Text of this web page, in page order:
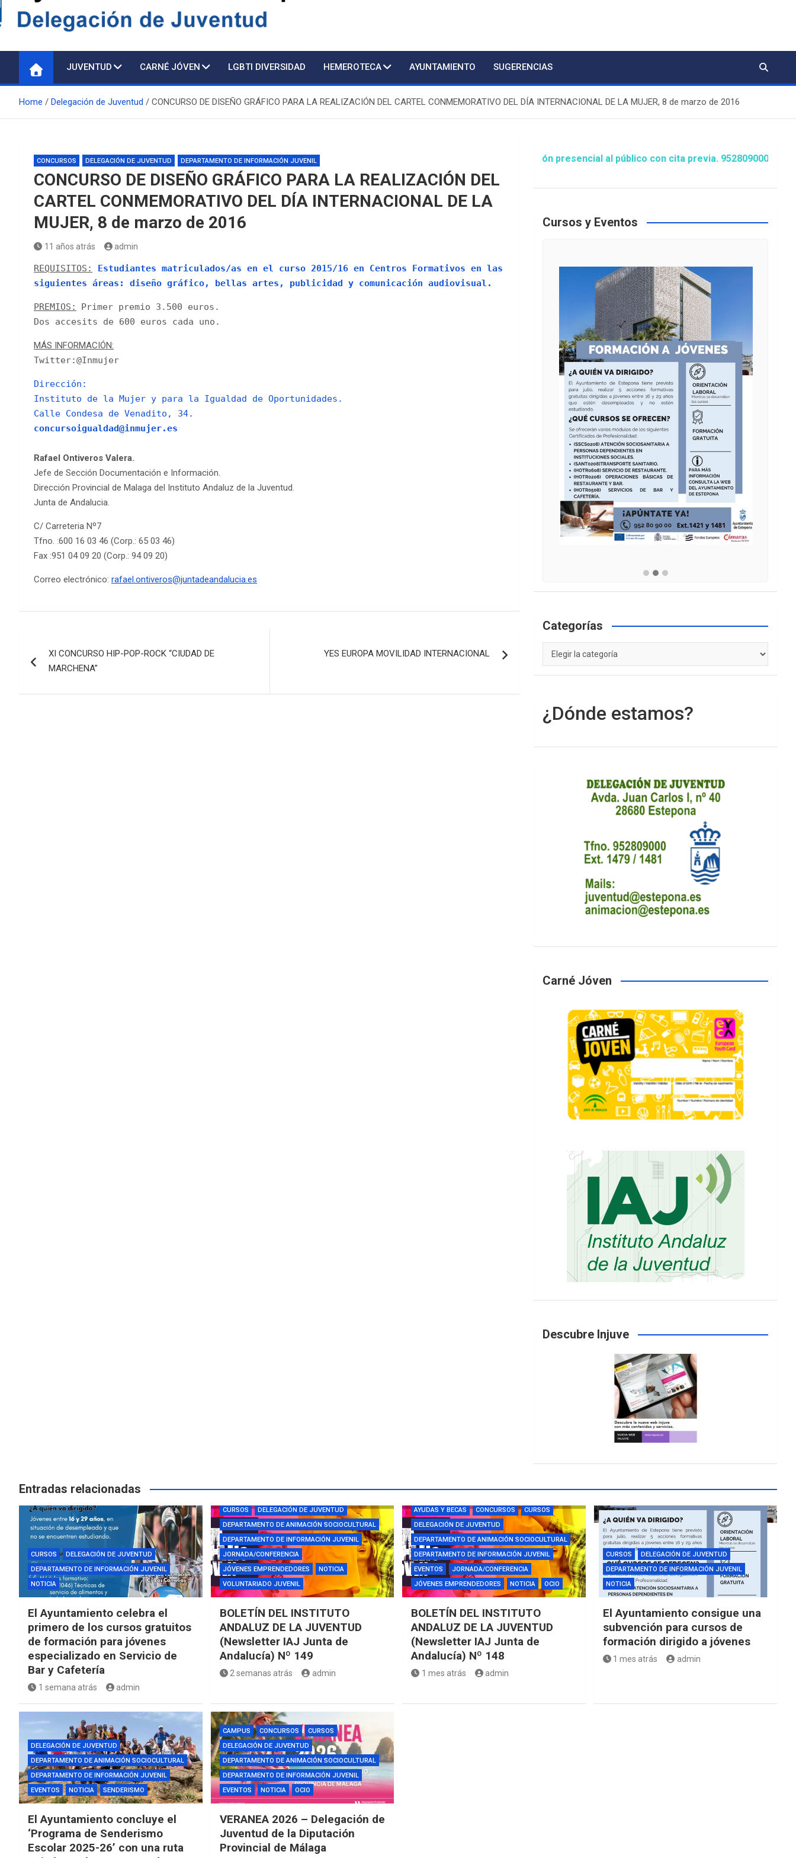
Delegación de Juventud
JUVENTUD CARNÉ JÓVEN LGBTI DIVERSIDAD HEMEROTECA AYUNTAMIENTO SUGERENCIAS
Home Delegación de Juventud CONCURSO DE DISEÑO GRÁFICO PARA LA REALIZACIÓN DEL CARTEL CONMEMORATIVO DEL DÍA INTERNACIONAL DE LA MUJER, 8 de marzo de 2016
CONCURSOS DELEGACIÓN DE JUVENTUD DEPARTAMENTO DE INFORMACIÓN JUVENIL
CONCURSO DE DISEÑO GRÁFICO PARA LA REALIZACIÓN DEL
CARTEL CONMEMORATIVO DEL DÍA INTERNACIONAL DE LA
MUJER, 8 de marzo de 2016
11 años atrás admin
REQUISITOS:
Estudiantes matriculados/as en el curso 2015/16 en Centros Formativos en las
siguientes áreas: diseño gráfico, bellas artes, publicidad y comunicación audiovisual.
PREMIOS:
Primer premio 3.500 euros.
Dos accesits de 600 euros cada uno.
MÁS INFORMACIÓN:
Twitter:@Inmujer
Dirección:
Instituto de la Mujer y para la Igualdad de Oportunidades.
Calle Condesa de Venadito, 34.
concursoigualdad@inmujer.es
Rafael Ontiveros Valera.
Jefe de Sección Documentación e Información.
Dirección Provincial de Malaga del Instituto Andaluz de la Juventud.
Junta de Andalucia.
C/ Carreteria Nº7
Tfno. :600 16 03 46 (Corp.: 65 03 46)
Fax :951 04 09 20 (Corp.: 94 09 20)
Correo electrónico: rafael.ontiveros@juntadeandalucia.es
de
entradas
XI CONCURSO HIP-POP-ROCK “CIUDAD DE
MARCHENA”
YES EUROPA MOVILIDAD INTERNACIONAL
Atención presencial al público con cita previa. 952809000 Extensión
Cursos y Eventos
Categorías
Categorías
¿Dónde estamos?
Carné Jóven
Descubre Injuve
Entradas relacionadas
CURSOS
DELEGACIÓN DE JUVENTUD
DEPARTAMENTO DE INFORMACIÓN JUVENIL
NOTICIA
El Ayuntamiento celebra el
primero de los cursos gratuitos
de formación para jóvenes
especializado en Servicio de
Bar y Cafetería
1 semana atrás admin
CURSOS
DELEGACIÓN DE JUVENTUD
DEPARTAMENTO DE ANIMACIÓN SOCIOCULTURAL
DEPARTAMENTO DE INFORMACIÓN JUVENIL
JORNADA/CONFERENCIA
JÓVENES EMPRENDEDORES
NOTICIA
VOLUNTARIADO JUVENIL
BOLETÍN DEL INSTITUTO
ANDALUZ DE LA JUVENTUD
(Newsletter IAJ Junta de
Andalucía) Nº 149
2 semanas atrás admin
AYUDAS Y BECAS CONCURSOS
CURSOS
DELEGACIÓN DE JUVENTUD
DEPARTAMENTO DE ANIMACIÓN SOCIOCULTURAL
DEPARTAMENTO DE INFORMACIÓN JUVENIL
EVENTOS
JORNADA/CONFERENCIA
JÓVENES EMPRENDEDORES
NOTICIA OCIO
BOLETÍN DEL INSTITUTO
ANDALUZ DE LA JUVENTUD
(Newsletter IAJ Junta de
Andalucía) Nº 148
1 mes atrás admin
CURSOS
DELEGACIÓN DE JUVENTUD
DEPARTAMENTO DE INFORMACIÓN JUVENIL
NOTICIA
El Ayuntamiento consigue una
subvención para cursos de
formación dirigido a jóvenes
1 mes atrás admin
DELEGACIÓN DE JUVENTUD
DEPARTAMENTO DE ANIMACIÓN SOCIOCULTURAL
DEPARTAMENTO DE INFORMACIÓN JUVENIL
EVENTOS
NOTICIA SENDERISMO
El Ayuntamiento concluye el
‘Programa de Senderismo
Escolar 2025-26’ con una ruta
CAMPUS CONCURSOS
CURSOS
DELEGACIÓN DE JUVENTUD
DEPARTAMENTO DE ANIMACIÓN SOCIOCULTURAL
DEPARTAMENTO DE INFORMACIÓN JUVENIL
EVENTOS
NOTICIA OCIO
VERANEA 2026 – Delegación de
Juventud de la Diputación
Provincial de Málaga